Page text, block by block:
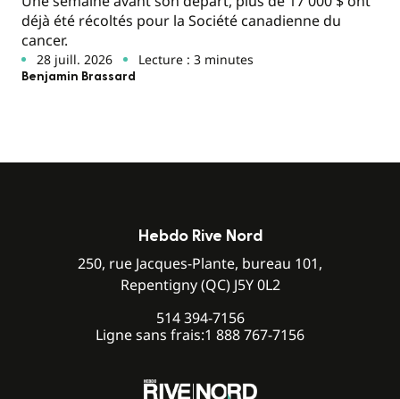
déjà été récoltés pour la Société canadienne du
cancer.
28 juill. 2026 Lecture : 3 minutes
Benjamin Brassard
Hebdo Rive Nord
250, rue Jacques-Plante, bureau 101,
Repentigny (QC) J5Y 0L2
514 394-7156
Ligne sans frais:1 888 767-7156